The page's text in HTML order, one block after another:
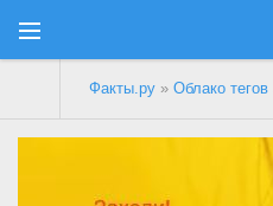
Факты.ру » Облако тегов